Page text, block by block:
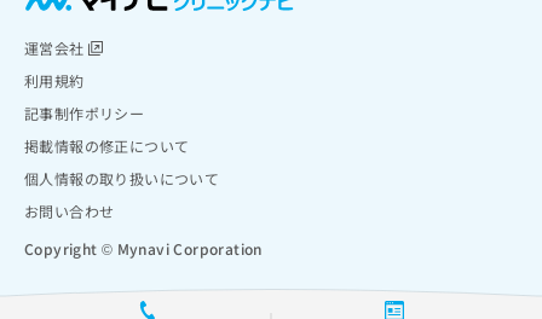
運営会社
利用規約
記事制作ポリシー
掲載情報の修正について
個人情報の取り扱いについて
お問い合わせ
Copyright © Mynavi Corporation